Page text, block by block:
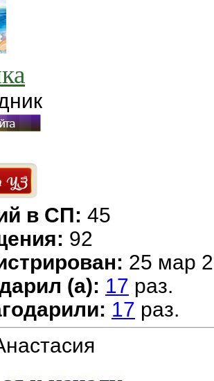
в СП: 45
92
25 мар
(а): 17 раз.
17 раз.